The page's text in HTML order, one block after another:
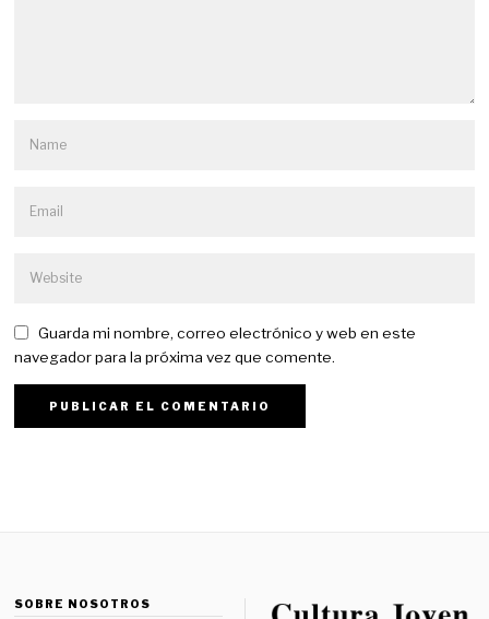
Guarda mi nombre, correo electrónico y web en este
navegador para la próxima vez que comente.
SOBRE NOSOTROS